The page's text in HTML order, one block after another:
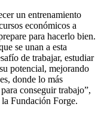
un entrenamiento
económicos a
para hacerlo bien.
se unan a esta
de trabajar, estudiar
potencial, mejorando
donde lo más
conseguir trabajo”,
Fundación Forge.